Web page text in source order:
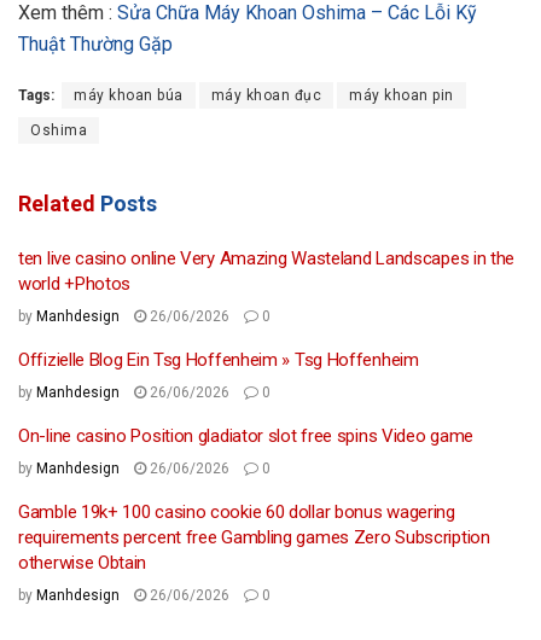
Xem thêm : Sửa Chữa Máy Khoan Oshima – Các Lỗi Kỹ
Thuật Thường Gặp
Tags: máy khoan búa máy khoan đục máy khoan pin
Oshima
Related Posts
ten live casino online Very Amazing Wasteland Landscapes in the
world +Photos
by Manhdesign 26/06/2026 0
Offizielle Blog Ein Tsg Hoffenheim » Tsg Hoffenheim
by Manhdesign 26/06/2026 0
On-line casino Position gladiator slot free spins Video game
by Manhdesign 26/06/2026 0
Gamble 19k+ 100 casino cookie 60 dollar bonus wagering
requirements percent free Gambling games Zero Subscription
otherwise Obtain
by Manhdesign 26/06/2026 0